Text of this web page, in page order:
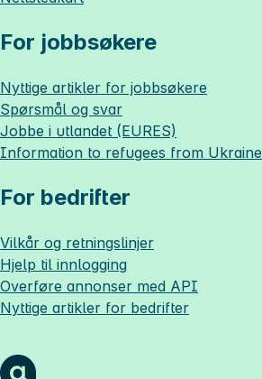
For jobbsøkere
Nyttige artikler for jobbsøkere
Spørsmål og svar
Jobbe i utlandet (EURES)
Information to refugees from Ukraine
For bedrifter
Vilkår og retningslinjer
Hjelp til innlogging
Overføre annonser med API
Nyttige artikler for bedrifter